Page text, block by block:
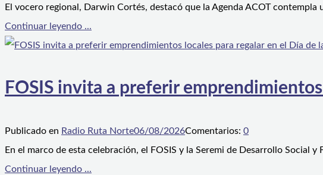
El vocero regional, Darwin Cortés, destacó que la Agenda ACOT
Continuar leyendo ...
FOSIS invita a preferir
Publicado en Radio Ruta Norte06/08/2026Comentarios: 0
En el marco de esta celebración, el FOSIS y la Seremi de Desarrollo Social
Continuar leyendo ...